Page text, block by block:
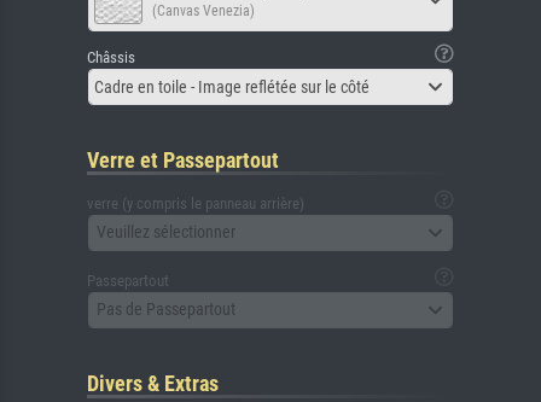
(Canvas Venezia)
Châssis
Cadre en toile - Image reflétée sur le côté
Verre et Passepartout
verre (y compris le panneau arrière)
Veuillez sélectionner
Passepartout
Pas de Passepartout
Divers & Extras